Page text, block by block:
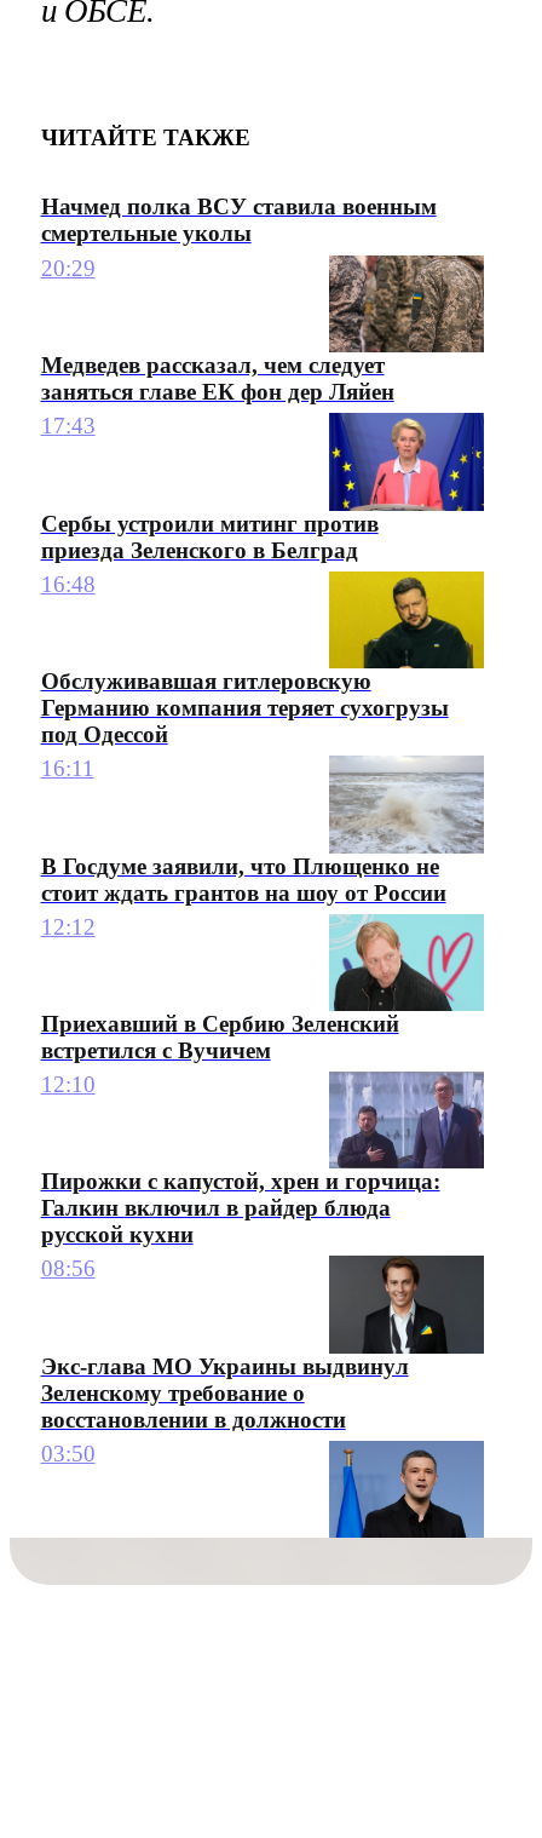
и ОБСЕ.
ЧИТАЙТЕ ТАКЖЕ
Начмед полка ВСУ ставила военным
смертельные уколы
20:29
Медведев рассказал, чем следует
заняться главе ЕК фон дер Ляйен
17:43
Сербы устроили митинг против
приезда Зеленского в Белград
16:48
Обслуживавшая гитлеровскую
Германию компания теряет сухогрузы
под Одессой
16:11
В Госдуме заявили, что Плющенко не
стоит ждать грантов на шоу от России
12:12
Приехавший в Сербию Зеленский
встретился с Вучичем
12:10
Пирожки с капустой, хрен и горчица:
Галкин включил в райдер блюда
русской кухни
08:56
Экс-глава МО Украины выдвинул
Зеленскому требование о
восстановлении в должности
03:50